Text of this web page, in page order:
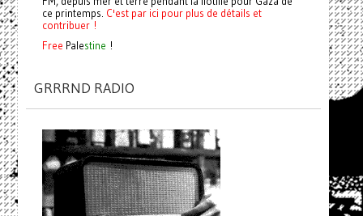
ce printemps. C'est par ici pour plus de détails et
contribuer !
Free Palestine !
GRRRND RADIO